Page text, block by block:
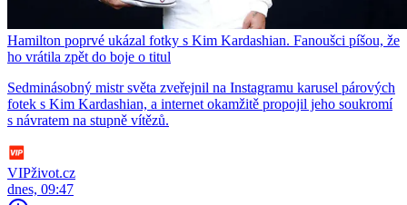
Hamilton poprvé ukázal fotky s Kim Kardashian. Fanoušci píšou, že
ho vrátila zpět do boje o titul
Sedminásobný mistr světa zveřejnil na Instagramu karusel párových
fotek s Kim Kardashian, a internet okamžitě propojil jeho soukromí
s návratem na stupně vítězů.
VIPživot.cz
dnes, 09:47